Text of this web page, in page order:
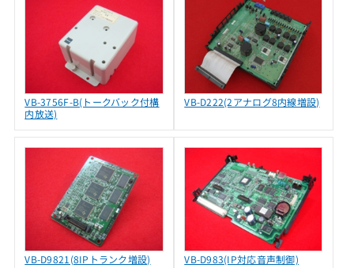
VB-3756F-B(トークバック付構
内放送)
VB-D222(2アナログ8内線増設)
VB-D9821(8IPトランク増設) VB-D983(IP対応音声制御)